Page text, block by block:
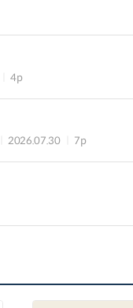
4p
2026.07.30 7p